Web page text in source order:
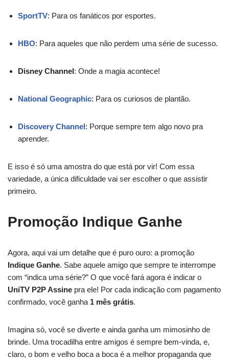
SportTV: Para os fanáticos por esportes.
HBO: Para aqueles que não perdem uma série de sucesso.
Disney Channel: Onde a magia acontece!
National Geographic: Para os curiosos de plantão.
Discovery Channel: Porque sempre tem algo novo pra
aprender.
E isso é só uma amostra do que está por vir! Com essa
variedade, a única dificuldade vai ser escolher o que assistir
primeiro.
Promoção Indique Ganhe
Agora, aqui vai um detalhe que é puro ouro: a promoção
Indique Ganhe. Sabe aquele amigo que sempre te interrompe
com “indica uma série?” O que você fará agora é indicar o
UniTV P2P Assine pra ele! Por cada indicação com pagamento
confirmado, você ganha 1 mês grátis.
Imagina só, você se diverte e ainda ganha um mimosinho de
brinde. Uma trocadilha entre amigos é sempre bem-vinda, e,
claro, o bom e velho boca a boca é a melhor propaganda que